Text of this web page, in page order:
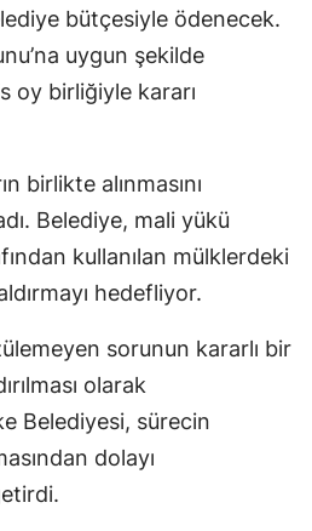
bütçesiyle ödenecek.
uygun şekilde
oy birliğiyle kararı
birlikte alınmasını
Belediye, mali yükü
kullanılan mülklerdeki
hedefliyor.
sorunun kararlı bir
olarak
Belediyesi, sürecin
dolayı